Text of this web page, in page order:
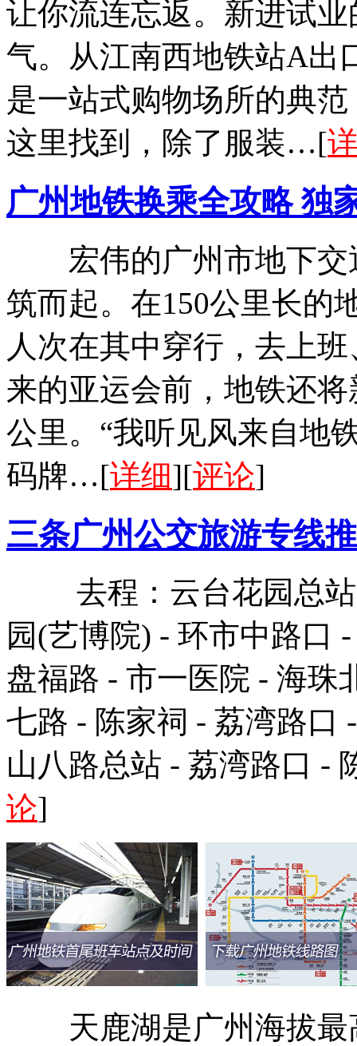
让你流连忘返。新进试
气。从江南西地铁站A出
是一站式购物场所的典
这里找到，除了服装…[
广州地铁换乘全攻略 独
宏伟的广州市地下交
筑而起。在150公里长的
人次在其中穿行，去上
来的亚运会前，地铁还
公里。“我听见风来自地
码牌…[详细][评论]
三条广州公交旅游专线
去程：云台花园总站
园(艺博院) - 环市中路口
盘福路 - 市一医院 - 海珠
七路 - 陈家祠 - 荔湾路口
山八路总站 - 荔湾路口 -
论]
天鹿湖是广州海拔最